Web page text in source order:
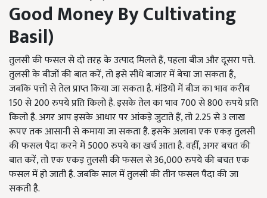
Good Money By Cultivating
Basil)
तुलसी की फसल से दो तरह के उत्पाद मिलते हैं, पहला बीज और दूसरा पत्ते.
तुलसी के बीजों की बात करें, तो इसे सीधे बाजार में बेचा जा सकता है,
जबकि पत्तों से तेल प्राप्त किया जा सकता है. मंडियों में बीज का भाव करीब
150 से 200 रुपये प्रति किलो है. इसके तेल का भाव 700 से 800 रुपये प्रति
किलो है. अगर आप इसके आधार पर आंकड़े जुटाते हैं, तो 2.25 से 3 लाख
रूपए तक आसानी से कमाया जा सकता है. इसके अलावा एक एकड़ तुलसी
की फसल पैदा करने में 5000 रुपये का खर्च आता है. वहीँ, अगर बचत की
बात करें, तो एक एकड़ तुलसी की फसल से 36,000 रुपये की बचत एक
फसल में हो जाती है. जबकि साल में तुलसी की तीन फसल पैदा की जा
सकती है.